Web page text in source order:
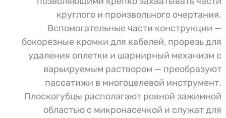
круглого и произвольного очертания.
Вспомогательные части конструкции —
бокорезные кромки для кабелей, прорезь для
удаления оплетки и шарнирный механизм с
варьируемым раствором — преобразуют
пассатижи в многоцелевой инструмент.
Плоскогубцы располагают ровной зажимной
областью с микронасечкой и служат для